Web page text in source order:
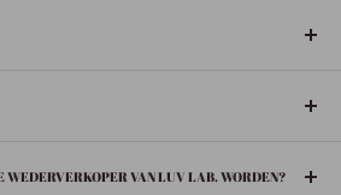
VAN LUV LAB. WORDEN?